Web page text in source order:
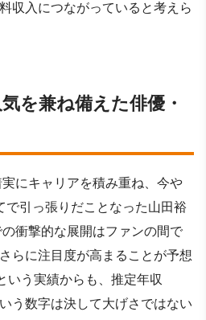
収入につながっていると考えら
を兼ね備えた俳優・
にキャリアを積み重ね、今や
で引っ張りだことなった山田裕
衝撃的な展開はファンの間で
らに注目度が高まることが予想
いう実績からも、推定年収
う数字は決して大げさではない